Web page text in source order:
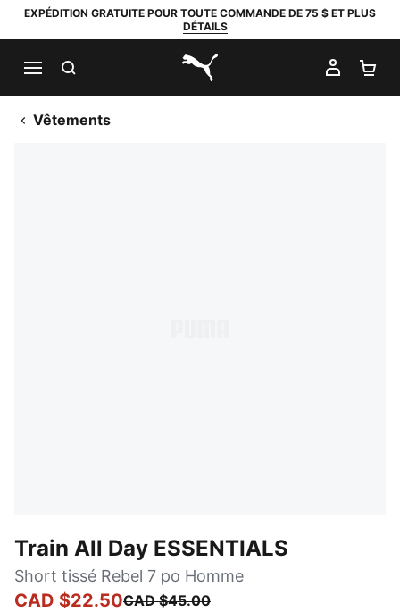
EXPÉDITION GRATUITE POUR TOUTE COMMANDE DE 75 $ ET PLUS
DÉTAILS
PUMA.com
MON
Vêtements
Train All Day ESSENTIALS
Short tissé Rebel 7 po Homme
CAD $22.50CAD $45.00